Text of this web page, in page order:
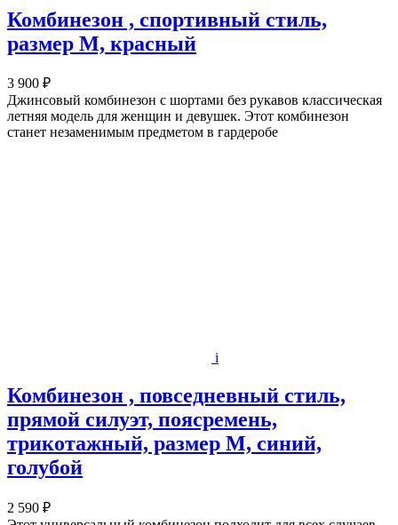
Комбинезон , спортивный стиль,
размер M, красный
3 900 ₽
Джинсовый комбинезон с шортами без рукавов классическая
летняя модель для женщин и девушек. Этот комбинезон
станет незаменимым предметом в гардеробе
i
Комбинезон , повседневный стиль,
прямой силуэт, поясремень,
трикотажный, размер М, синий,
голубой
2 590 ₽